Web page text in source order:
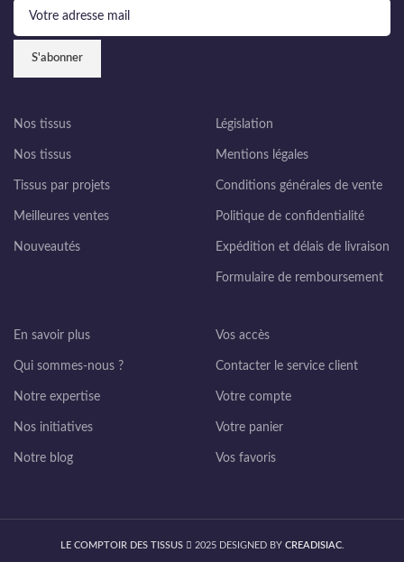
Nos tissus
Nos tissus
Tissus par projets
Meilleures ventes
Nouveautés
Législation
Mentions légales
Conditions générales de vente
Politique de confidentialité
Expédition et délais de livraison
Formulaire de remboursement
En savoir plus
Qui sommes-nous ?
Notre expertise
Nos initiatives
Notre blog
Vos accès
Contacter le service client
Votre compte
Votre panier
Vos favoris
LE COMPTOIR DES TISSUS 2025 DESIGNED BY CREADISIAC.